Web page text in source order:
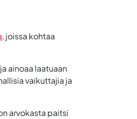
, joissa kohtaa
ainoaa laatuaan
vaikuttajia ja
arvokasta paitsi